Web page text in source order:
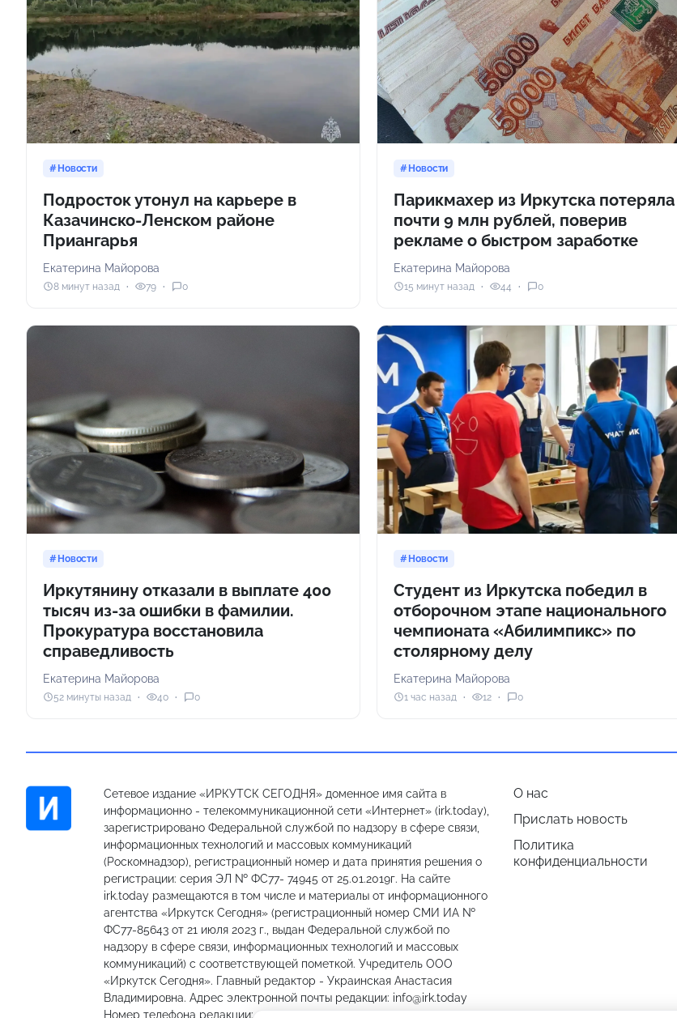
Новости
Подросток утонул на карьере в
Казачинско-Ленском районе
Приангарья
Екатерина Майорова
8 минут назад 79 0
Новости
Парикмахер из Иркутска потеряла
почти 9 млн рублей, поверив
рекламе о быстром заработке
Екатерина Майорова
15 минут назад 44 0
Новости
Иркутянину отказали в выплате 400
тысяч из-за ошибки в фамилии.
Прокуратура восстановила
справедливость
Екатерина Майорова
52 минуты назад 40 0
Новости
Студент из Иркутска победил в
отборочном этапе национального
чемпионата «Абилимпикс» по
столярному делу
Екатерина Майорова
1 час назад 12 0
Сетевое издание «ИРКУТСК СЕГОДНЯ» доменное имя сайта в
информационно - телекоммуникационной сети «Интернет» (irk.today),
зарегистрировано Федеральной службой по надзору в сфере связи,
информационных технологий и массовых коммуникаций
(Роскомнадзор), регистрационный номер и дата принятия решения о
регистрации: серия ЭЛ № ФС77- 74945 от 25.01.2019г. На сайте
irk.today размещаются в том числе и материалы от информационного
агентства «Иркутск Сегодня» (регистрационный номер СМИ ИА №
ФС77-85643 от 21 июля 2023 г., выдан Федеральной службой по
надзору в сфере связи, информационных технологий и массовых
коммуникаций) с соответствующей пометкой. Учредитель ООО
«Иркутск Сегодня». Главный редактор - Украинская Анастасия
Владимировна. Адрес электронной почты редакции: info@irk.today
Номер телефона редакции: 89501301335, 89148774487
О нас
Прислать новость
Политика
конфиденциальности